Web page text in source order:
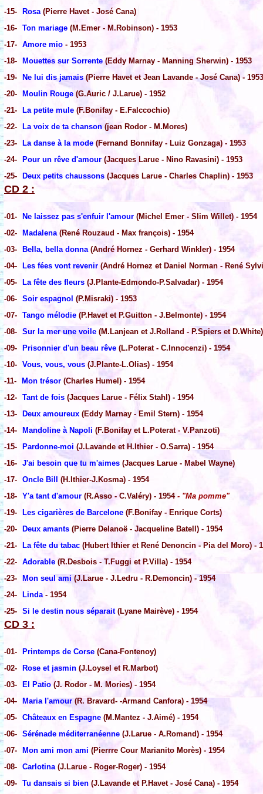
-15-
Rosa (Pierre Havet - José Cana)
-16- Ton mariage (M.Emer - M.Robinson) - 1953
-17- Amore mio - 1953
-18-
Mouettes sur Sorrente (Eddy Marnay - Manning Sherwin) - 1953
-19-
Ne lui dis jamais(Pierre Havet et Jean Lavande - José Cana) - 1953
-20-
Moulin Rouge (G.Auric / J.Larue) - 1952
-21-
La petite mule (F.Bonifay - E.Falccochio)
-22-
La voix de ta chanson (jean Rodor - M.Mores)
-23-
La danse à la mode (Fernand Bonnifay - Luiz Gonzaga) - 1953
-24-
Pour un rêve d'amour (Jacques Larue - Nino Ravasini) - 1953
-25-
Deux petits chaussons (Jacques Larue - Charles Chaplin) - 1953
CD 2 :
-01- Ne laissez pas s'enfuir l'amour (Michel Emer - Slim Willet) - 1954
-02-
Madalena (René Rouzaud - Max françois) - 1954
-03-
Bella, bella donna (André Hornez - Gerhard Winkler) - 1954
-04-
Les fées vont revenir (André Hornez et Daniel Norman - René
-05-
La fête des fleurs (J.Plante-Edmondo-P.Salvadar) - 1954
-06- Soir espagnol (P.Misraki) - 1953
-07- Tango mélodie (P.Havet et P.Guitton - J.Belmonte) - 1954
-08- Sur la mer une voile (M.Lanjean et J.Rolland - P.Spiers et
-09-
Prisonnier d'un beau rêve (L.Poterat - C.Innocenzi) - 1954
-10- Vous, vous, vous (J.Plante-L.Olias) - 1954
-11-
Mon trésor (Charles Humel) - 1954
-12- Tant de fois (Jacques Larue - Félix Stahl) - 1954
-13-
Deux amoureux (Eddy Marnay - Emil Stern) - 1954
-14-
Mandoline à Napoli (F.Bonifay et L.Poterat - V.Panzoti)
-15-
Pardonne-moi (J.Lavande et H.Ithier - O.Sarra) - 1954
-16- J'ai besoin que tu m'aimes (Jacques Larue - Mabel Wayne)
-17- Oncle Bill
(H.Ithier-J.Kosma) - 1954
-18- Y'a tant d'amour (R.Asso - C.Valéry) - 1954- "Ma pomme"
-19-
Les cigarières de Barcelone (F.Bonifay - Enrique Corts)
-20-
Deux amants (Pierre Delanoë - Jacqueline Batell) - 1954
-21-
La fête du tabac (Hubert Ithier et René Denoncin - Pia del Moro) -
-22- Adorable (R.Desbois - T.Fuggi et P.Villa) - 1954
-23-
Mon seul ami (J.Larue - J.Ledru - R.Demoncin) - 1954
-24-
Linda - 1954
-25- Si le destin nous séparait(Lyane Mairève) - 1954
CD 3 :
-01- Printemps de Corse (Cana-Fontenoy)
-02-
Rose et jasmin (J.Loysel et R.Marbot)
-03-
El Patio (J. Rodor - M. Mories) - 1954
-04-
Maria l'amour (R. Bravard- -Armand Canfora) - 1954
-05- Châteaux en Espagne (M.Mantez - J.Aimé) - 1954
-06- Sérénade méditerranéenne (J.Larue - A.Romand) - 1954
-07-
Mon ami mon ami (Pierrre Cour Marianito Morès) - 1954
-08- Carlotina (J.Larue - Roger-Roger) - 1954
-09- Tu dansais si bien (J.Lavande et P.Havet - José Cana) - 1954